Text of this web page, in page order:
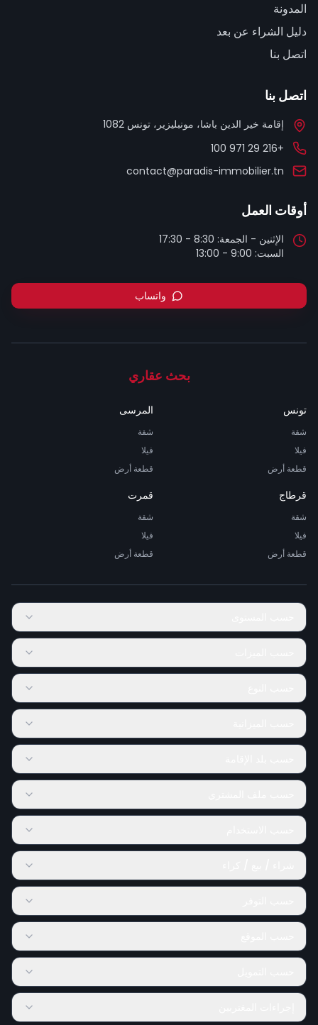
المدونة
دليل الشراء عن بعد
اتصل بنا
اتصل بنا
إقامة خير الدين باشا، مونبليزير، تونس 1082
+216 29 971 100
contact@paradis-immobilier.tn
أوقات العمل
السبت: 9:00 - 13:00
واتساب
بحث عقاري
تونس
شقة
فيلا
قطعة أرض
المرسى
شقة
فيلا
قطعة أرض
قرطاج
شقة
فيلا
قطعة أرض
قمرت
شقة
فيلا
قطعة أرض